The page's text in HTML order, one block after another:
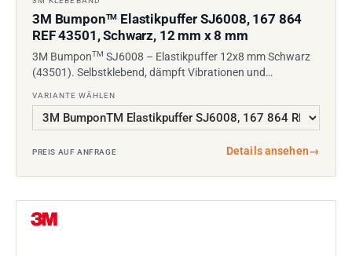
3M BumponTM Elastikpuffer SJ6008, 167 864
REF 43501, Schwarz, 12 mm x 8 mm
3M BumponTM SJ6008 – Elastikpuffer 12x8 mm Schwarz
(43501). Selbstklebend, dämpft Vibrationen und…
VARIANTE WÄHLEN
PREIS AUF ANFRAGE Details ansehen→